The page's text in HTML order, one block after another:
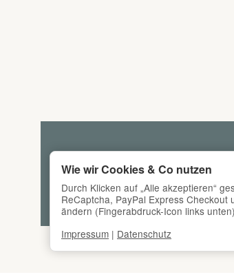
Wie wir Cookies & Co nutzen
Durch Klicken auf „Alle akzeptieren“
ReCaptcha, PayPal Express
ändern (Fingerabdruck-Icon links
Impressum | Datenschutz